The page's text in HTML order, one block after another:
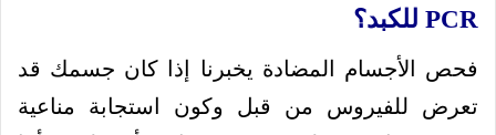
PCR للكبد؟
فحص الأجسام المضادة يخبرنا إذا كان جسمك قد
تعرض للفيروس من قبل وكون استجابة مناعية